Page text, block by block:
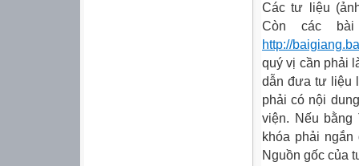
Các tư liệu
Còn các bài
http://
quý vị cần phải
dẫn đưa tư liệu
phải có nội
viện. Nếu bằng
khóa phải
Nguồn gốc của